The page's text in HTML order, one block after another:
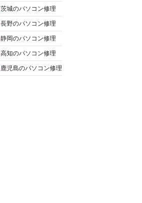
茨城のパソコン修理
長野のパソコン修理
静岡のパソコン修理
高知のパソコン修理
鹿児島のパソコン修理